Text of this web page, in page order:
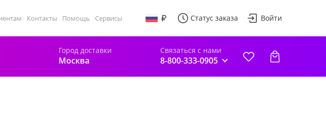
Контакты Помощь Сервисы Статус заказа Войти
Город доставки
Москва
Связаться с нами
8-800-333-0905